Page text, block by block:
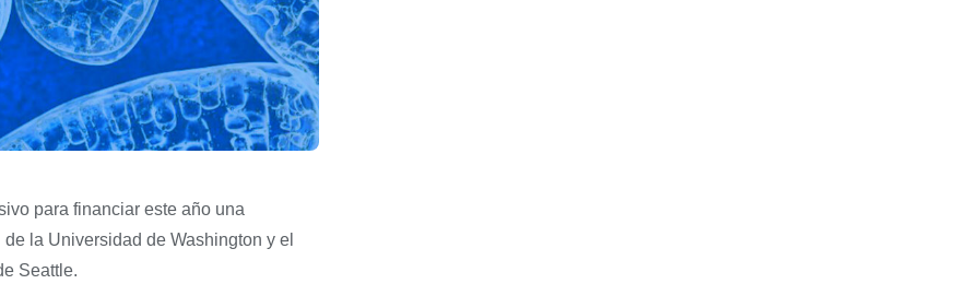
para financiar este año una
la Universidad de Washington y el
Seattle.